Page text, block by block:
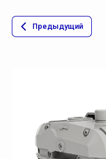
Предыдущий